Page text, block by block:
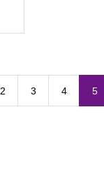
2 3 4 5